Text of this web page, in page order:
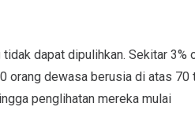
dapat dipulihkan. Sekitar 3%
orang dewasa berusia di atas 70
penglihatan mereka mulai